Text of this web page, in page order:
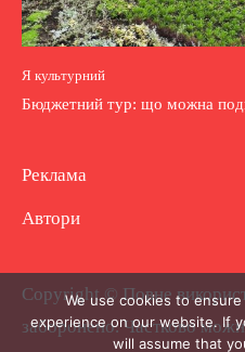
Я культурний
Бюджетний тур: що можна
Реклама
Автори
Copyright © Повне
заборонено. Частково
We use cookies to
experience on our website. If
will assume that